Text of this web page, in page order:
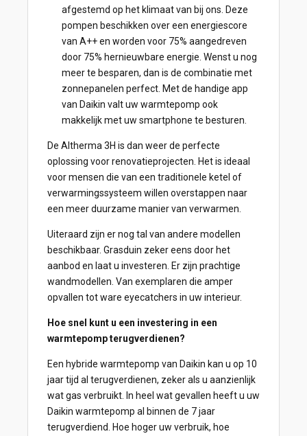
afgestemd op het klimaat van bij ons. Deze
pompen beschikken over een energiescore
van A++ en worden voor 75% aangedreven
door 75% hernieuwbare energie. Wenst u nog
meer te besparen, dan is de combinatie met
zonnepanelen perfect. Met de handige app
van Daikin valt uw warmtepomp ook
makkelijk met uw smartphone te besturen.
De Altherma 3H is dan weer de perfecte
oplossing voor renovatieprojecten. Het is ideaal
voor mensen die van een traditionele ketel of
verwarmingssysteem willen overstappen naar
een meer duurzame manier van verwarmen.
Uiteraard zijn er nog tal van andere modellen
beschikbaar. Grasduin zeker eens door het
aanbod en laat u investeren. Er zijn prachtige
wandmodellen. Van exemplaren die amper
opvallen tot ware eyecatchers in uw interieur.
Hoe snel kunt u een investering in een
warmtepomp terugverdienen?
Een hybride warmtepomp van Daikin kan u op 10
jaar tijd al terugverdienen, zeker als u aanzienlijk
wat gas verbruikt. In heel wat gevallen heeft u uw
Daikin warmtepomp al binnen de 7 jaar
terugverdiend. Hoe hoger uw verbruik, hoe